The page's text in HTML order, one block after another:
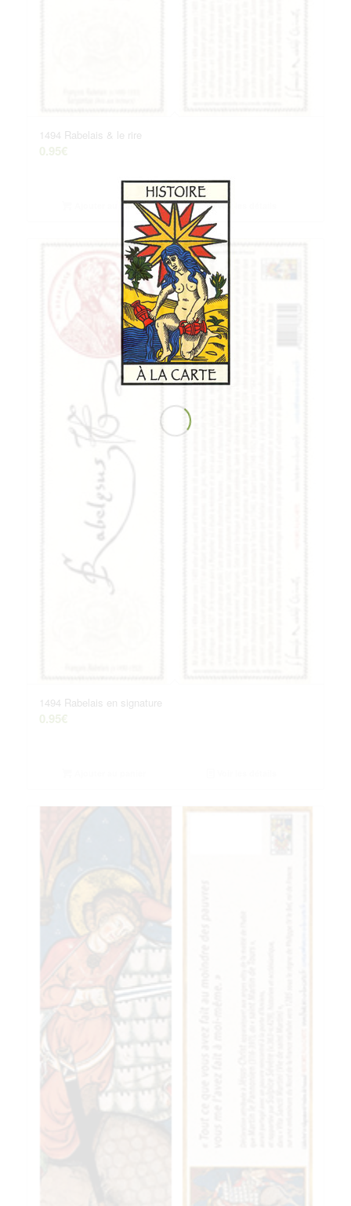
1494 Rabelais & le rire
0.95€
Ajouter au panier Voir les détails
1494 Rabelais en signature
0.95€